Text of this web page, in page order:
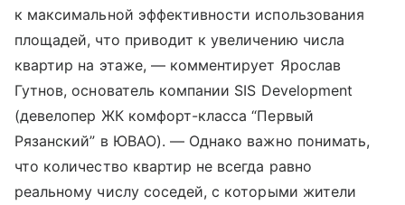
к максимальной эффективности использования
площадей, что приводит к увеличению числа
квартир на этаже, — комментирует Ярослав
Гутнов, основатель компании SIS Development
(девелопер ЖК комфорт-класса “Первый
Рязанский” в ЮВАО). — Однако важно понимать,
что количество квартир не всегда равно
реальному числу соседей, с которыми жители